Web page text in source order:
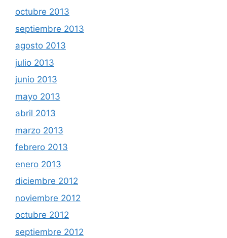
octubre 2013
septiembre 2013
agosto 2013
julio 2013
junio 2013
mayo 2013
abril 2013
marzo 2013
febrero 2013
enero 2013
diciembre 2012
noviembre 2012
octubre 2012
septiembre 2012